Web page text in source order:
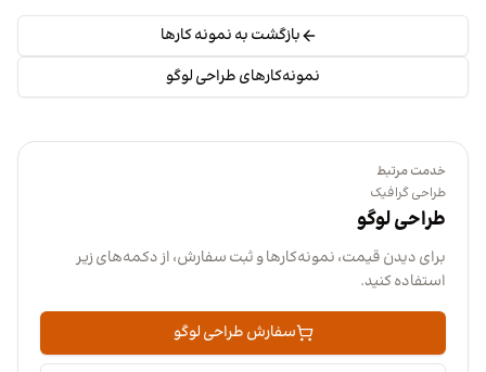
بازگشت به نمونه کارها
نمونه‌کارهای طراحی لوگو
خدمت مرتبط
طراحی گرافیک
طراحی لوگو
برای دیدن قیمت، نمونه‌کارها و ثبت سفارش، از دکمه‌های زیر
استفاده کنید.
سفارش طراحی لوگو